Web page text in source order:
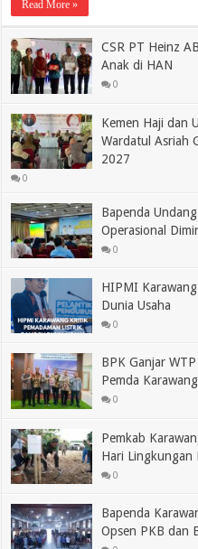
Read More »
CSR PT Heinz
Anak di HAN
0
Kemen Haji dan
Wardatul Asriah
2027
0
Bapenda
Operasional
0
HIPMI
Dunia Usaha
0
BPK Ganjar
Pemda Karawang
0
Pemkab
Hari Lingkungan
0
Bapenda
Opsen PKB dan